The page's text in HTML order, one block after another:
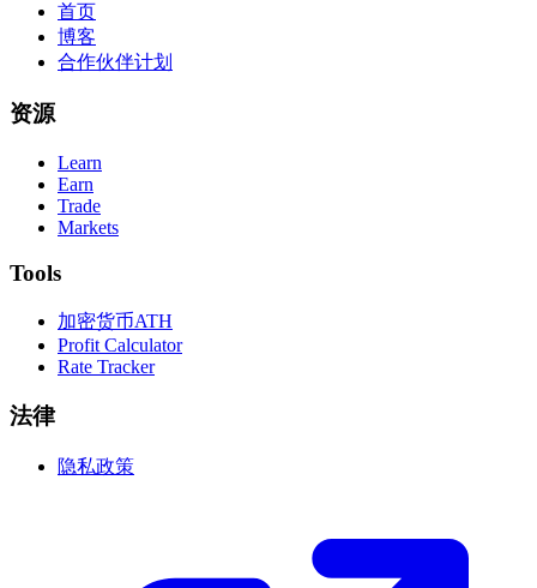
首页
博客
合作伙伴计划
资源
Learn
Earn
Trade
Markets
Tools
加密货币ATH
Profit Calculator
Rate Tracker
法律
隐私政策